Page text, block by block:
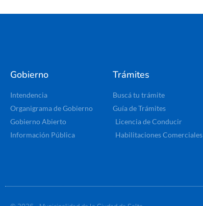
Gobierno
Intendencia
Organigrama de Gobierno
Gobierno Abierto
Información Pública
Trámites
Buscá tu trámite
Guía de Trámites
Licencia de Conducir
Habilitaciones Comerciales